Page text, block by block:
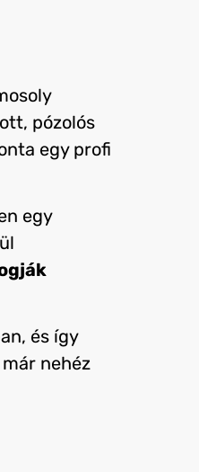
pózolós
egy profi
egy
és így
nehéz